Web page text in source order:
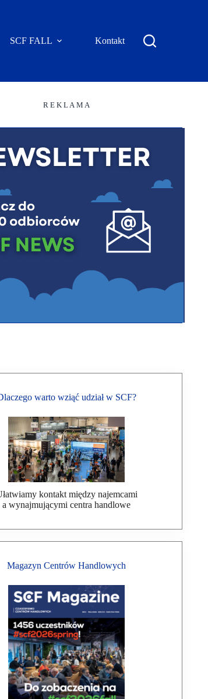
SCF FALL Kontakt
R E K L A M A
warto wziąć udział w SCF?
kontakt między najemcami
a wynajmującymi centra handlowe
Magazyn Centrów Handlowych